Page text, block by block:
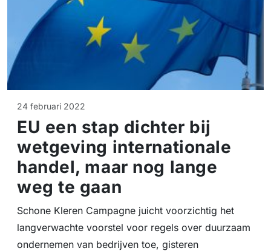
24 februari 2022
EU een stap dichter bij
wetgeving internationale
handel, maar nog lange
weg te gaan
Schone Kleren Campagne juicht voorzichtig het
langverwachte voorstel voor regels over duurzaam
ondernemen van bedrijven toe, gisteren